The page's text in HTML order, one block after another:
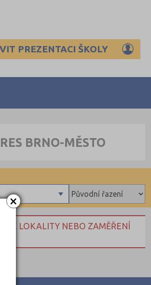
×
PREZENTACI ŠKOLY
BRNO-MĚSTO
LOKALITY NEBO ZAMĚŘENÍ